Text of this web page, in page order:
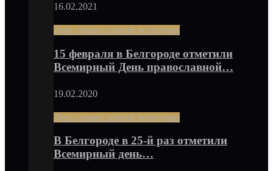
16.02.2021
День православной молодёжи
15 февраля в Белгороде отметили
Всемирный День православной…
19.02.2020
День православной молодёжи
В Белгороде в 25-й раз отметили
Всемирный день…